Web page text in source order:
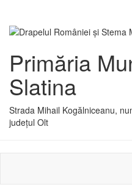
Primăria
Slatina
Strada Mihail Kogălniceanu,
județul Olt